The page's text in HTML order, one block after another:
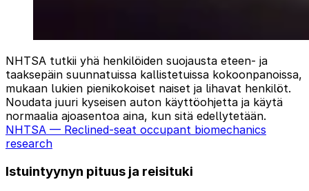
NHTSA tutkii yhä henkilöiden suojausta eteen- ja
taaksepäin suunnatuissa kallistetuissa kokoonpanoissa,
mukaan lukien pienikokoiset naiset ja lihavat henkilöt.
Noudata juuri kyseisen auton käyttöohjetta ja käytä
normaalia ajoasentoa aina, kun sitä edellytetään.
NHTSA — Reclined-seat occupant biomechanics
research
Istuintyynyn pituus ja reisituki